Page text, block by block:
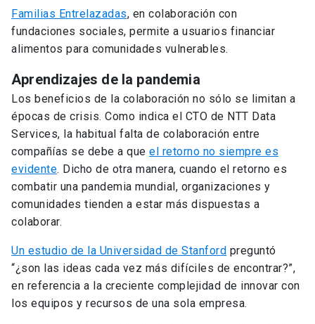
Familias Entrelazadas, en colaboración con
fundaciones sociales, permite a usuarios financiar
alimentos para comunidades vulnerables.
Aprendizajes de la pandemia
Los beneficios de la colaboración no sólo se limitan a
épocas de crisis. Como indica el CTO de NTT Data
Services, la habitual falta de colaboración entre
compañías se debe a que el retorno no siempre es
evidente. Dicho de otra manera, cuando el retorno es
combatir una pandemia mundial, organizaciones y
comunidades tienden a estar más dispuestas a
colaborar.
Un estudio de la Universidad de Stanford preguntó
“¿son las ideas cada vez más difíciles de encontrar?”,
en referencia a la creciente complejidad de innovar con
los equipos y recursos de una sola empresa.